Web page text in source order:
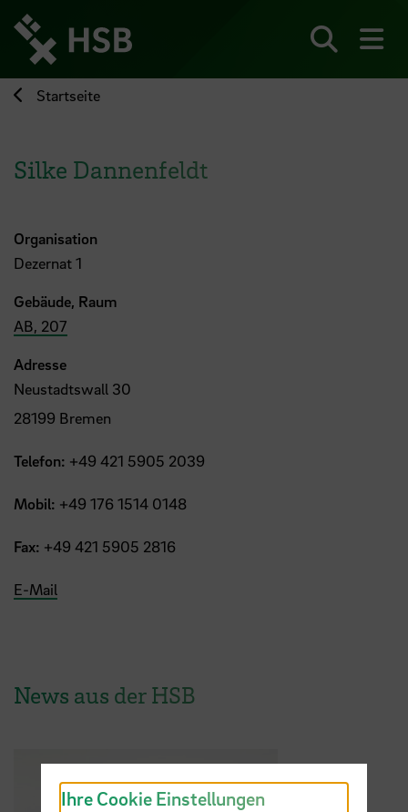
zum
Seiteninhalt
springen
Startseite
Silke Dannenfeldt
Organisation
Dezernat 1
Gebäude, Raum
AB, 207
Adresse
Neustadtswall 30
28199 Bremen
Telefon: +49 421 5905 2039
Mobil: +49 176 1514 0148
Fax: +49 421 5905 2816
E-Mail
News aus der HSB
Ihre Cookie Einstellungen